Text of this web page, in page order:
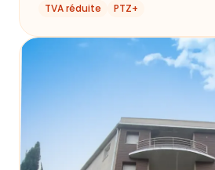
TVA réduite PTZ+